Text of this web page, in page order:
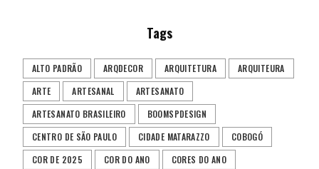
Tags
ALTO PADRÃO ARQDECOR ARQUITETURA
ARQUITEURA
ARTE
ARTESANAL
ARTESANATO
ARTESANATO BRASILEIRO
BOOMSPDESIGN
CENTRO DE SÃO PAULO
CIDADE MATARAZZO
COBOGÓ
COR DE 2025
COR DO ANO
CORES DO ANO